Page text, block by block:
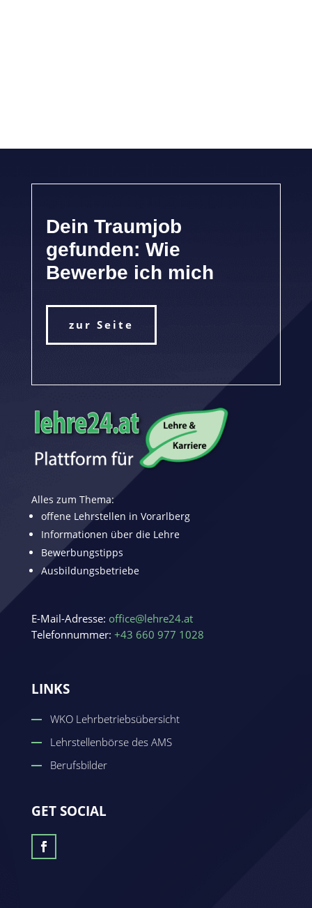
Dein Traumjob
gefunden: Wie
Bewerbe ich mich
zur Seite
Alles zum Thema:
offene Lehrstellen in Vorarlberg
Informationen über die Lehre
Bewerbungstipps
Ausbildungsbetriebe
E-Mail-Adresse: office@lehre24.at
Telefonnummer: +43 660 977 1028
LINKS
WKO Lehrbetriebsübersicht
Lehrstellenbörse des AMS
Berufsbilder
GET SOCIAL